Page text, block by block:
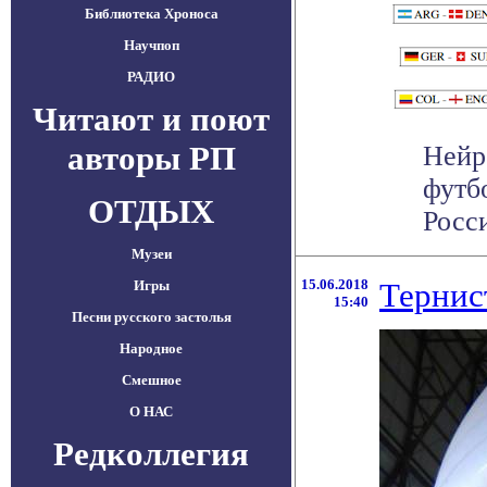
Библиотека Хроноса
Научпоп
РАДИО
Читают и поют
авторы РП
ОТДЫХ
Музеи
Игры
Песни русского застолья
Народное
Смешное
О НАС
Редколлегия
15.06.2018
15:40